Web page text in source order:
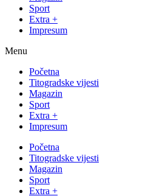
Sport
Extra +
Impresum
Menu
Početna
Titogradske vijesti
Magazin
Sport
Extra +
Impresum
Početna
Titogradske vijesti
Magazin
Sport
Extra +